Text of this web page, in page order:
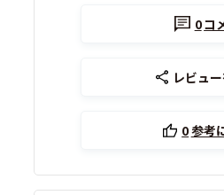
0コ
レビュ
0参考